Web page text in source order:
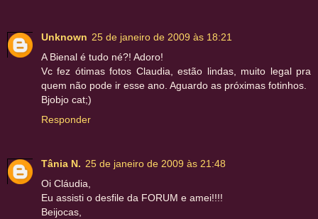
Unknown 25 de janeiro de 2009 às 18:21
A Bienal é tudo né?! Adoro!
Vc fez ótimas fotos Claudia, estão lindas, muito legal pra
quem não pode ir esse ano. Aguardo as próximas fotinhos.
Bjobjo cat;)
Responder
Tânia N. 25 de janeiro de 2009 às 21:48
Oi Cláudia,
Eu assisti o desfile da FORUM e amei!!!!
Beijocas,